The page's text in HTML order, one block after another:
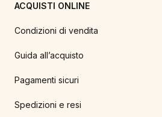
ACQUISTI ONLINE
Condizioni di vendita
Guida all’acquisto
Pagamenti sicuri
Spedizioni e resi